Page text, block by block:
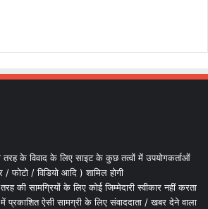
तरह के विवाद के लिए साइट के कुछ तत्वों में उपयोगकर्ताओं
/ फोटो / विडियो आदि ) शामिल होगी
की सामग्रियों के लिए कोई जिम्मेदारी स्वीकार नहीं करता
ऐसी सामग्री के लिए संवाददाता / खबर देने वाला